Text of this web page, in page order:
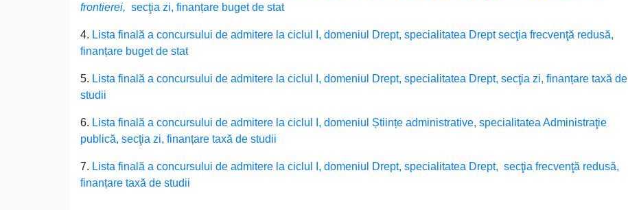
frontierei, secţia zi, finanțare buget de stat
4. Lista finală a concursului de admitere la ciclul I, domeniul Drept, specialitatea Drept secţia frecvenţă redusă,
finanțare buget de stat
5. Lista finală a concursului de admitere la ciclul I, domeniul Drept, specialitatea Drept, secţia zi, finanțare taxă de
studii
6. Lista finală a concursului de admitere la ciclul I, domeniul Științe administrative, specialitatea Administraţie
publică, secţia zi, finanțare taxă de studii
7. Lista finală a concursului de admitere la ciclul I, domeniul Drept, specialitatea Drept, secţia frecvenţă redusă,
finanțare taxă de studii